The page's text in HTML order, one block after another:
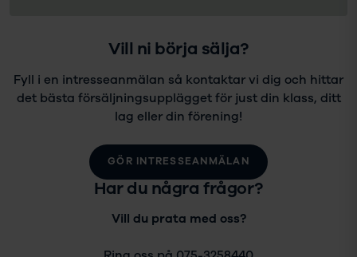
Vill ni börja sälja?
Fyll i en intresseanmälan så kontaktar vi dig och hittar
det bästa försäljningsupplägget för just din klass, ditt
lag eller din förening!
GÖR INTRESSEANMÄLAN
Har du några frågor?
Vill du prata med oss?